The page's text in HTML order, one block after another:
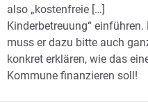
also „kostenfreie […]
Kinderbetreuung“ einführen.
muss er dazu bitte auch
konkret erklären, wie das
Kommune finanzieren soll!